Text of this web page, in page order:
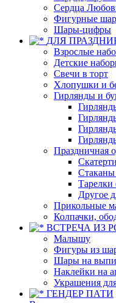
Сердца
Фигурные
Шары-цифры
ДЛЯ
Взрослые
Детские
Свечи в торт
Хлопушки и
Гирлянды и
Праздничная
Стаканы
Тарелки
Другое
Прикольные
Колпачки,
ВСТРЕЧА ИЗ
Малышу
Фигуры из
Шары на
Наклейки на
Украшения
ГЕНДЕР ПАТИ